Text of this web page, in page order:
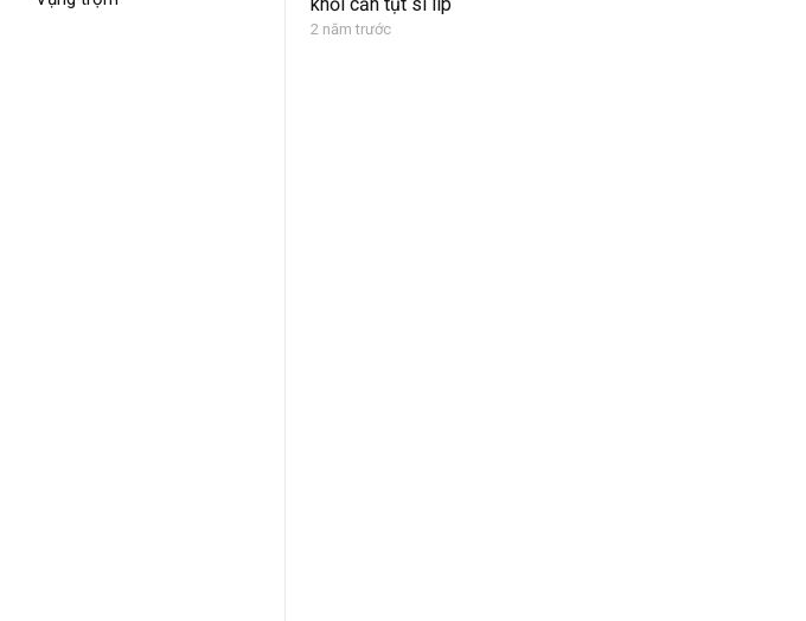
khỏi cần tụt si líp
2 năm trước